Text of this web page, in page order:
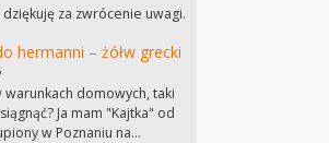
za zwrócenie uwagi.
hermanni – żółw grecki
warunkach domowych, taki
Ja mam "Kajtka" od
w Poznaniu na…